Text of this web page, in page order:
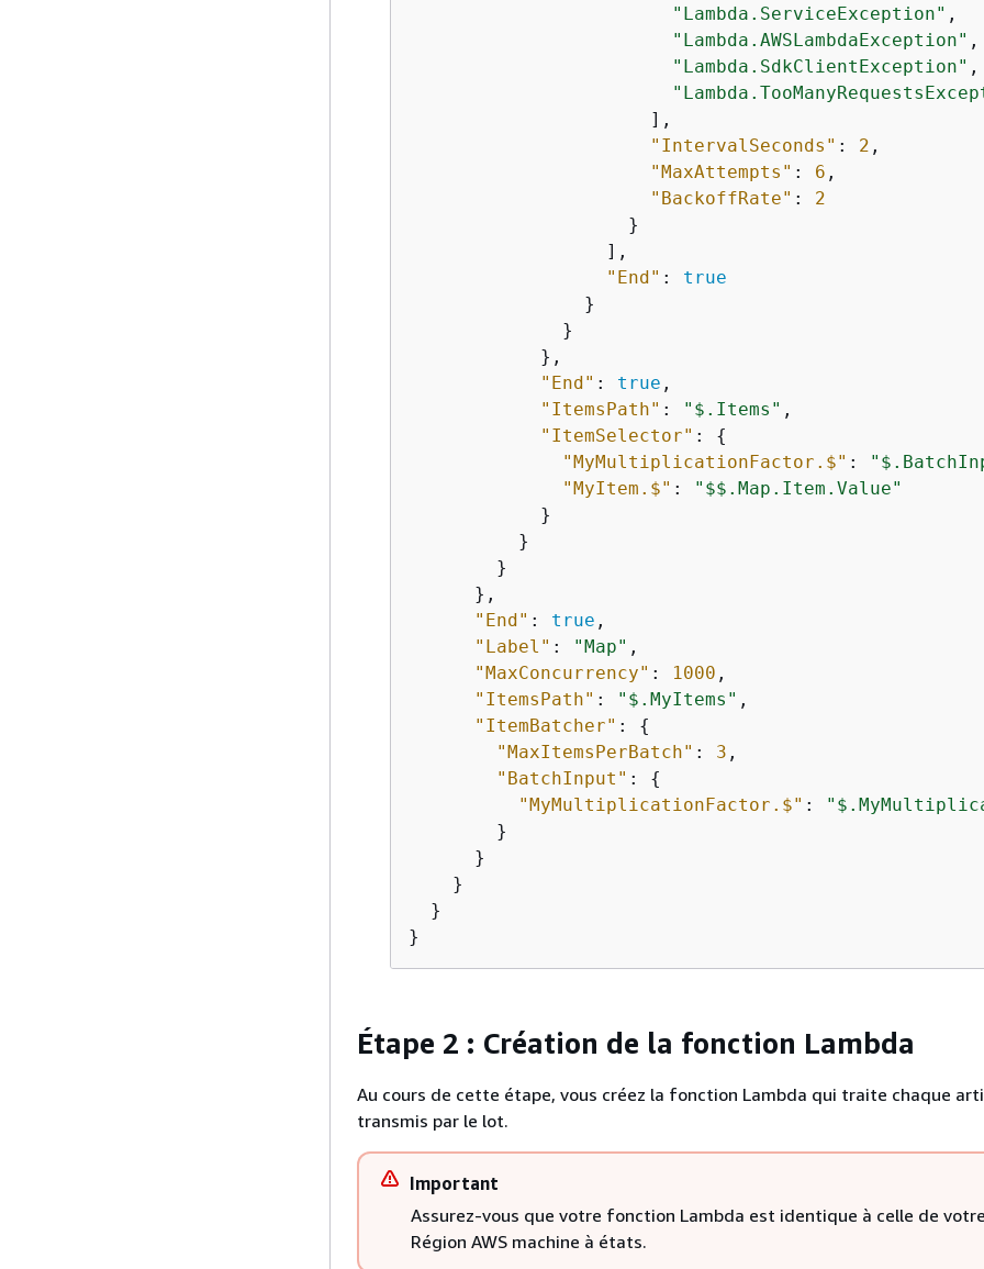
"Lambda.ServiceException" ,
"Lambda.AWSLambdaException" ,
"Lambda.SdkClientException" ,
                      ],
"IntervalSeconds" : 2 ,
"MaxAttempts" : 6 ,
"BackoffRate" : 2
                    }
                  ],
"End" : true
                }
              }
            },
"End" : true ,
"ItemsPath" : "$.Items" ,
"ItemSelector" : {
"MyMultiplicationFactor.$" :
"MyItem.$" :
"$$.Map.Item.Value"
            }
          }
        }
      },
"End" : true ,
"Label" : "Map" ,
"MaxConcurrency" : 1000 ,
"ItemsPath" : "$.MyItems" ,
"ItemBatcher" : {
"MaxItemsPerBatch" : 3 ,
"BatchInput" : {
"MyMultiplicationFactor.$" :
        }
      }
    }
  }
}
Étape 2 : Création de la fonction Lambda
Au cours de cette étape, vous créez la fonction Lambda qui traite chaque
transmis par le lot.
Important
Assurez-vous que votre fonction Lambda est identique à celle de votre
Région AWS machine à états.